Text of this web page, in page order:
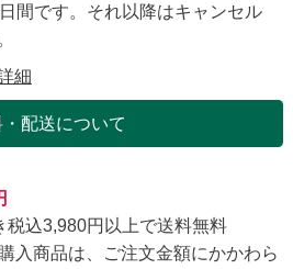
間です。それ以降はキャンセル
細
配送について
税込3,980円以上で送料無料
入商品は、ご注文金額にかかわら